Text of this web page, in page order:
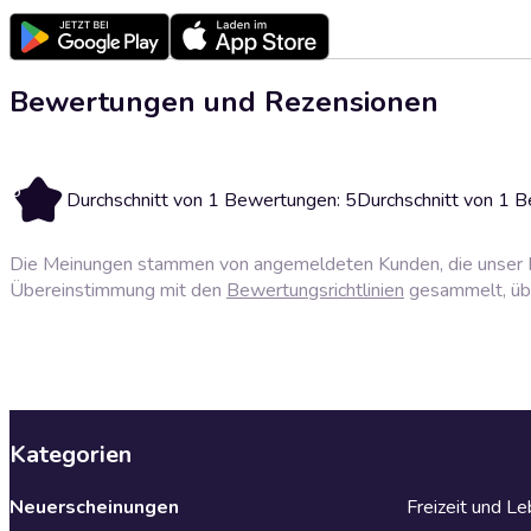
Bewertungen und Rezensionen
5 Durchschnitt von 1 Bewertungen: 5Durchschnitt von 1
Die Meinungen stammen von angemeldeten Kunden, die
Übereinstimmung mit den Bewertungsrichtlinien gesammelt,
Kategorien
Neuerscheinungen Freizeit und